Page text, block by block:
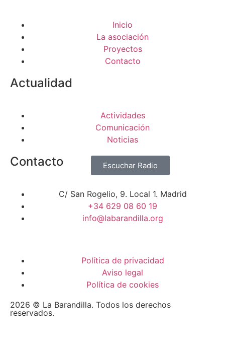
Inicio
La asociación
Proyectos
Contacto
Actualidad
Actividades
Comunicación
Noticias
Contacto
C/ San Rogelio, 9. Local 1. Madrid
+34 629 08 60 19
info@labarandilla.org
Escuchar Radio
2026 © La Barandilla. Todos los derechos
reservados.
Política de privacidad
Aviso legal
Política de cookies